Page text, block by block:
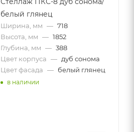
белый глянец
Ширина, мм — 718
Высота, мм — 1852
Глубина, мм — 388
Цвет корпуса — дуб сонома
Цвет фасада — белый глянец
в наличии